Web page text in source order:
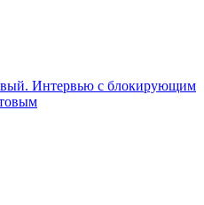
Интервью с блокирующим